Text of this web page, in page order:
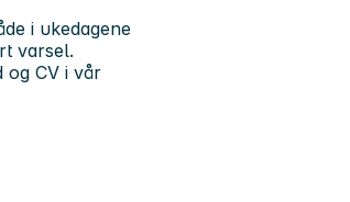
i ukedagene
varsel.
og CV i vår